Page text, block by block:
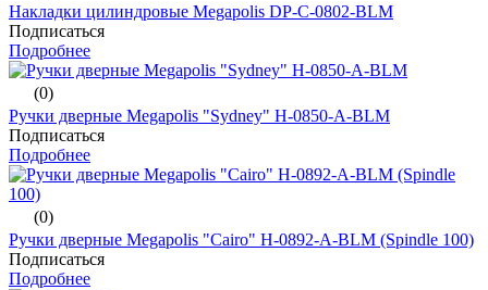
Накладки цилиндровые Megapolis DP-C-0802-BLM
Подписаться
Подробнее
(0)
Ручки дверные Megapolis "Sydney" H-0850-A-BLM
Подписаться
Подробнее
(0)
Ручки дверные Megapolis "Cairo" H-0892-A-BLM (Spindle 100)
Подписаться
Подробнее